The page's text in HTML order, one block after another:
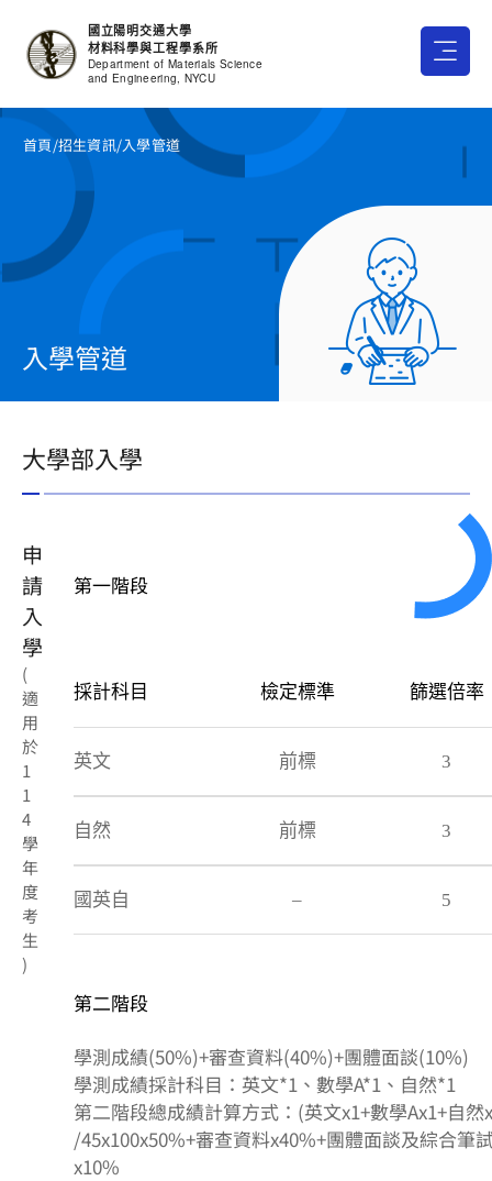
內
國立陽明交通大學
材料科學與工程學系所
Department of Materials Science
and Engineering, NYCU
首頁/招生資訊/入學管道
入學管道
大學部入學
申
請
入
學
(
適
用
於
1
1
4
學
年
度
考
生
)
第一階段
採計科目
英文
自然
國英自
檢定標準
前標
前標
–
篩選倍率
3
3
5
第二階段
學測成績(50%)+審查資料(40%)+團體面談(10%)
學測成績採計科目：英文*1、數學A*1、自然*1
第二階段總成績計算方式：(英文x1+數學Ax1+自然
/45x100x50%+審查資料x40%+團體面談及綜合筆
x10%